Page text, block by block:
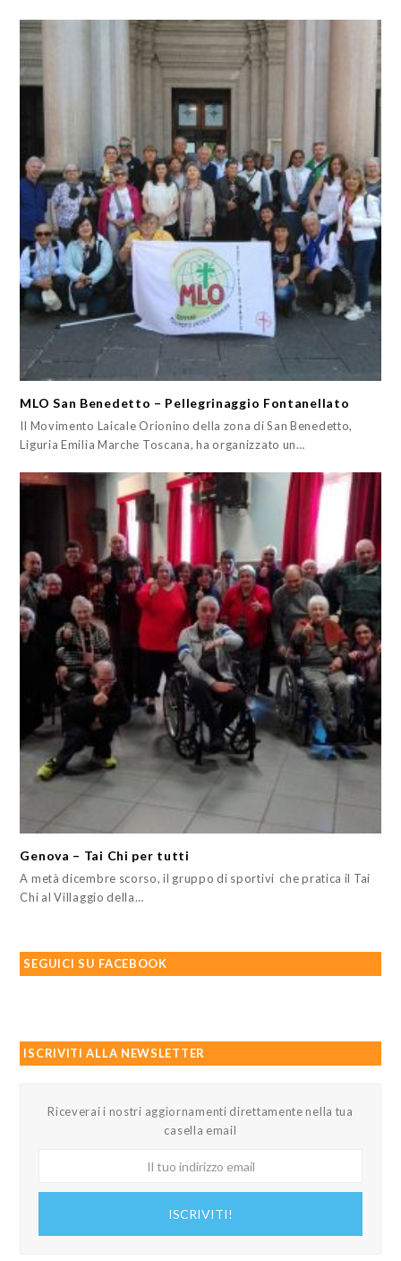
MLO San Benedetto – Pellegrinaggio Fontanellato
Il Movimento Laicale Orionino della zona di San Benedetto,
Liguria Emilia Marche Toscana, ha organizzato un…
Genova – Tai Chi per tutti
A metà dicembre scorso, il gruppo di sportivi che pratica il Tai
Chi al Villaggio della…
SEGUICI SU FACEBOOK
ISCRIVITI ALLA NEWSLETTER
Riceverai i nostri aggiornamenti direttamente nella tua
casella email
ISCRIVITI!